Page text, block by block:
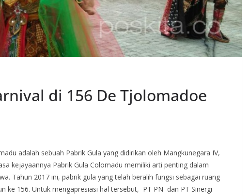
di 156 De Tjolomadoe
adalah sebuah Pabrik Gula yang didirikan oleh Mangkunegara IV,
kejayaannya Pabrik Gula Colomadu memiliki arti penting dalam
Tahun 2017 ini, pabrik gula yang telah beralih fungsi sebagai ruang
ke 156. Untuk mengapresiasi hal tersebut, PT PN dan PT Sinergi